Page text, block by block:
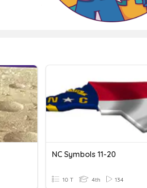
NC Symbols 11-20
10 T 4th 134